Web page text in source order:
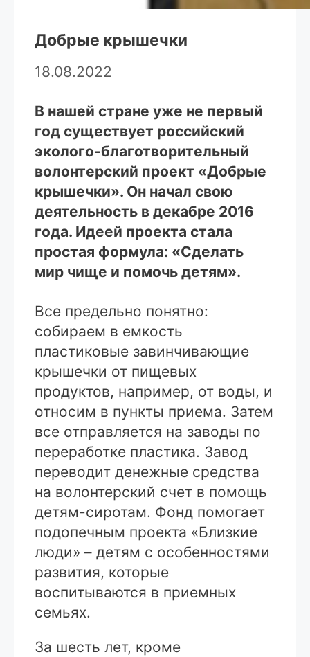
Добрые крышечки
18.08.2022
В нашей стране уже не первый
год существует российский
эколого-благотворительный
волонтерский проект «Добрые
крышечки». Он начал свою
деятельность в декабре 2016
года. Идеей проекта стала
простая формула: «Сделать
мир чище и помочь детям».
Все предельно понятно:
собираем в емкость
пластиковые завинчивающие
крышечки от пищевых
продуктов, например, от воды, и
относим в пункты приема. Затем
все отправляется на заводы по
переработке пластика. Завод
переводит денежные средства
на волонтерский счет в помощь
детям-сиротам. Фонд помогает
подопечным проекта «Близкие
люди» – детям с особенностями
развития, которые
воспитываются в приемных
семьях.
За шесть лет, кроме